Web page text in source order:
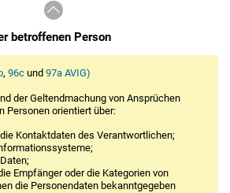
betroffenen Person
, 96c und 97a AVIG)
der Geltendmachung von Ansprüchen
Personen orientiert über:
Kontaktdaten des Verantwortlichen;
Empfänger oder die Kategorien von
die Personendaten bekanntgegeben